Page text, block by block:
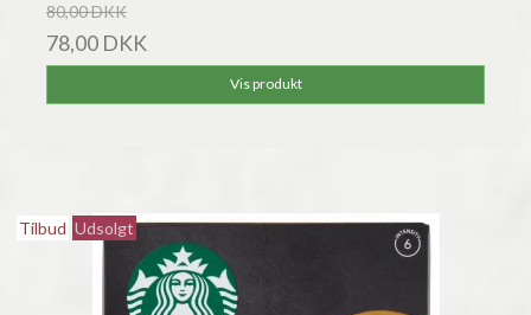
80,00 DKK
78,00 DKK
Vis produkt
Tilbud Udsolgt